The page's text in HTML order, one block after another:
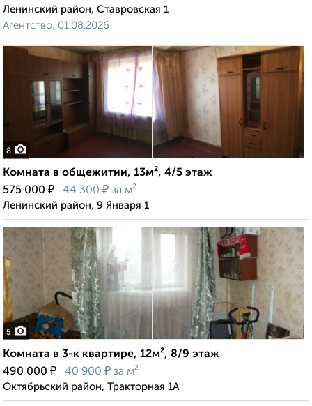
Ленинский район, Ставровская 1
Агентство, 01.08.2026
8
Комната в общежитии, 13м², 4/5 этаж
575 000 ₽ 44 300 ₽ за м²
Ленинский район, 9 Января 1
5
Комната в 3-к квартире, 12м², 8/9 этаж
490 000 ₽ 40 900 ₽ за м²
Октябрьский район, Тракторная 1А